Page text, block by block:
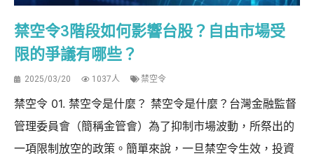
禁空令3階段如何影響台股？自由市場受
限的爭議有哪些？
2025/03/20 1037人 禁空令
禁空令 01. 禁空令是什麼？ 禁空令是什麼？台灣金融監督
管理委員會（簡稱金管會）為了抑制市場波動，所祭出的
一項限制放空的政策。簡單來說，一旦禁空令生效，投資